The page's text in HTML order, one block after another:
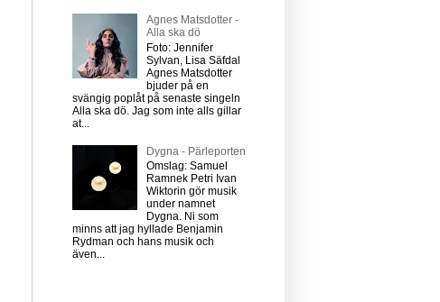
Agnes Matsdotter -
Alla ska dö
Foto: Jennifer
Sylvan, Lisa Säfdal
Agnes Matsdotter
bjuder på en
svängig poplåt på senaste singeln
Alla ska dö. Jag som inte alls gillar
at...
Dygna - Pärleporten
Omslag: Samuel
Ramnek Petri Ivan
Wiktorin gör musik
under namnet
Dygna. Ni som
minns att jag hyllade Benjamin
Rydman och hans musik och
även...